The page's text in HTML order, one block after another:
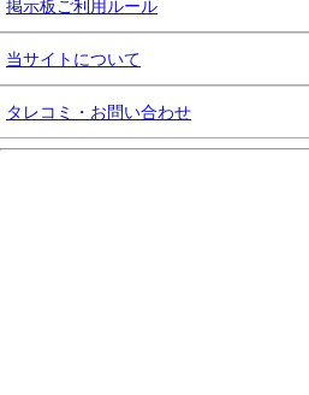
掲示板ご利用ルール
当サイトについて
タレコミ・お問い合わせ